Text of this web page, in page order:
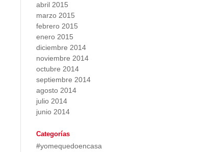
abril 2015
marzo 2015
febrero 2015
enero 2015
diciembre 2014
noviembre 2014
octubre 2014
septiembre 2014
agosto 2014
julio 2014
junio 2014
Categorías
#yomequedoencasa